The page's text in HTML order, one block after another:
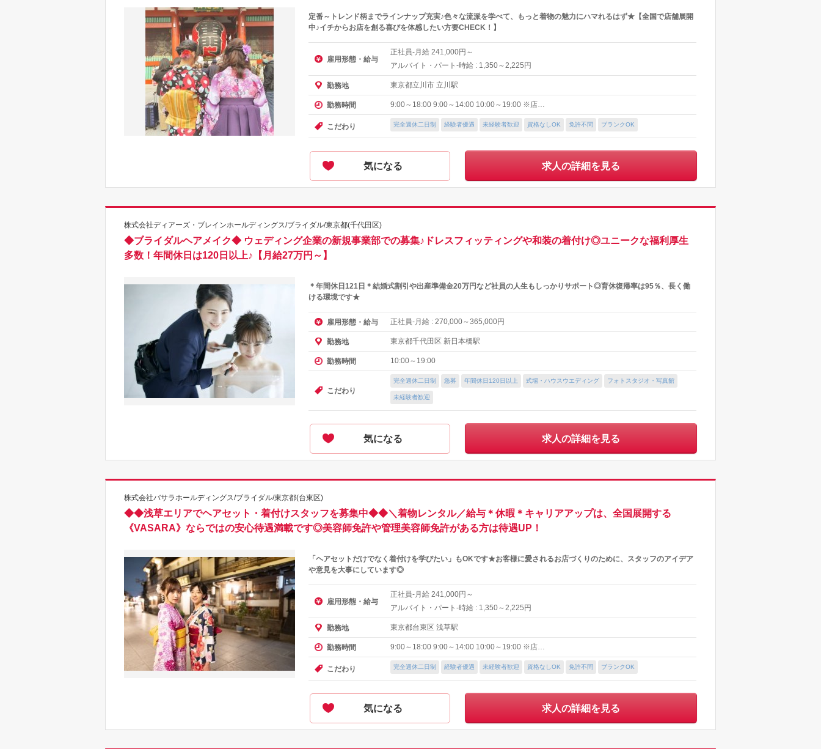
定番～トレンド柄までラインナップ充実♪色々な流派を学べて、もっと着物の魅力にハマれるはず★【全国で店舗展開
中♪イチからお店を創る喜びを体感したい方要CHECK！】
雇用形態・給与
正社員-月給 241,000円～
アルバイト・パート-時給 : 1,350～2,225円
勤務地 東京都立川市 立川駅
勤務時間 9:00～18:00 9:00～14:00 10:00～19:00 ※店…
こだわり 完全週休二日制 経験者優遇 未経験者歓迎 資格なしOK 免許不問 ブランクOK
気になる 求人の詳細を見る
株式会社ディアーズ・ブレインホールディングス/ブライダル/東京都(千代田区)
◆ブライダルヘアメイク◆ ウェディング企業の新規事業部での募集♪ドレスフィッティングや和装の着付け◎ユニークな福利厚生
多数！年間休日は120日以上♪【月給27万円～】
＊年間休日121日＊結婚式割引や出産準備金20万円など社員の人生もしっかりサポート◎育休復帰率は95％、長く働
ける環境です★
雇用形態・給与 正社員-月給 : 270,000～365,000円
勤務地 東京都千代田区 新日本橋駅
勤務時間 10:00～19:00
こだわり
完全週休二日制 急募 年間休日120日以上 式場・ハウスウエディング フォトスタジオ・写真館
未経験者歓迎
気になる 求人の詳細を見る
株式会社バサラホールディングス/ブライダル/東京都(台東区)
◆◆浅草エリアでヘアセット・着付けスタッフを募集中◆◆＼着物レンタル／給与＊休暇＊キャリアアップは、全国展開する
《VASARA》ならではの安心待遇満載です◎美容師免許や管理美容師免許がある方は待遇UP！
「ヘアセットだけでなく着付けを学びたい」もOKです★お客様に愛されるお店づくりのために、スタッフのアイデア
や意見を大事にしています◎
雇用形態・給与
正社員-月給 241,000円～
アルバイト・パート-時給 : 1,350～2,225円
勤務地 東京都台東区 浅草駅
勤務時間 9:00～18:00 9:00～14:00 10:00～19:00 ※店…
こだわり 完全週休二日制 経験者優遇 未経験者歓迎 資格なしOK 免許不問 ブランクOK
気になる 求人の詳細を見る